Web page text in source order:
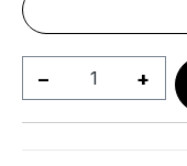
Produkt